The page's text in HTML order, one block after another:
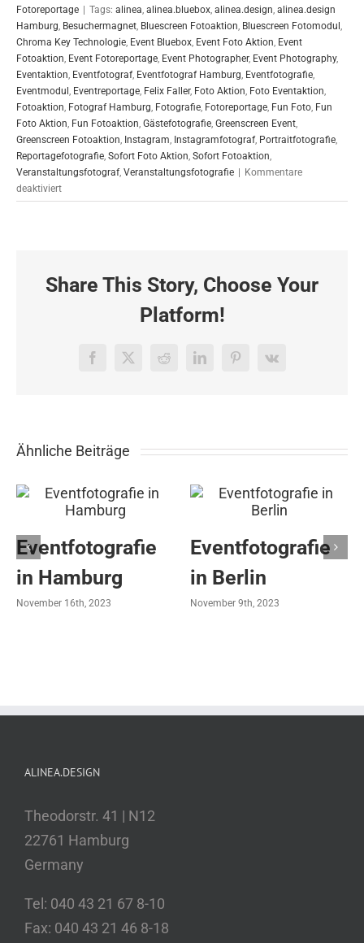
Fotoreportage
Tags: alinea, alinea.bluebox, alinea.design, alinea.design
Hamburg, Besuchermagnet, Bluescreen Fotoaktion, Bluescreen Fotomodul ,
Chroma Key Technologie, Event Bluebox, Event Foto Aktion, Event
Fotoaktion, Event Fotoreportage, Event Photographer, Event Photography,
Eventaktion, Eventfotograf, Eventfotograf Hamburg, Eventfotografie,
Eventmodul , Eventreportage, Felix Faller, Foto Aktion, Foto Eventaktion,
Fotoaktion, Fotograf Hamburg, Fotografie, Fotoreportage, Fun Foto, Fun
Foto Aktion, Fun Fotoaktion, Gästefotografie, Greenscreen Event,
Greenscreen Fotoaktion, Instagram, Instagramfotograf, Portraitfotografie,
Reportagefotografie, Sofort Foto Aktion, Sofort Fotoaktion,
Veranstaltungsfotograf, Veranstaltungsfotografie
Kommentare
deaktiviertfür
Bluescreen
TUI
Skandinavien
Share This Story, Choose Your
Platform!
Facebook
X RedditLinkedInPinterest
Vk
Ähnliche Beiträge
Eventfotografie
in Hamburg
November 16th, 2023
Eventfotografie
in Berlin
November 9th, 2023
ALINEA.DESIGN
Theodorstr. 41 | N12
22761 Hamburg
Germany
Tel: 040 43 21 67 8-10
Fax: 040 43 21 46 8-18